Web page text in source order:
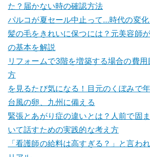
た？届かない時の確認方法
パルコが夏セール中止って…時代の変
髪の毛をきれいに保つには？元美容師
の基本を解説
リフォームで3階を増築する場合の費用
方
を見るたび気になる！目元のくぼみで
台風の卵、九州に備える
緊張とあがり症の違いとは？人前で固
いて話すための実践的な考え方
「看護師の給料は高すぎる？」と言わ